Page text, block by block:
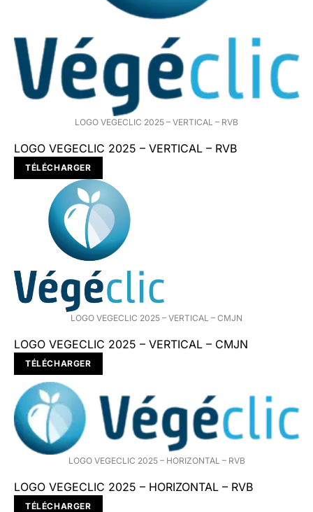
LOGO VEGECLIC 2025 – VERTICAL – RVB
LOGO VEGECLIC 2025 – VERTICAL – RVB
TÉLÉCHARGER
LOGO VEGECLIC 2025 – VERTICAL – CMJN
LOGO VEGECLIC 2025 – VERTICAL – CMJN
TÉLÉCHARGER
LOGO VEGECLIC 2025 – HORIZONTAL – RVB
LOGO VEGECLIC 2025 – HORIZONTAL – RVB
TÉLÉCHARGER